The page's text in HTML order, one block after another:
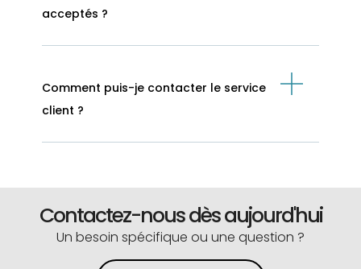
acceptés ?
Comment puis-je contacter le service
client ?
Contactez-nous dès aujourd'hui
Un besoin spécifique ou une question ?